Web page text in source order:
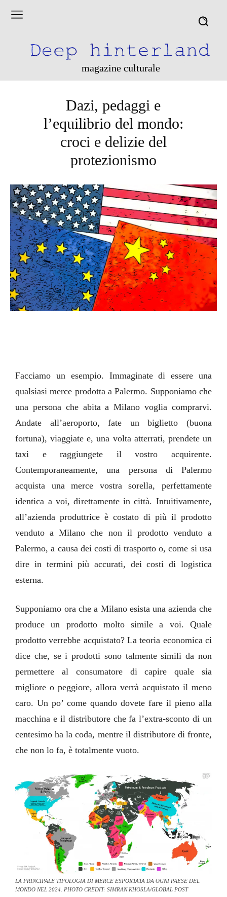
magazine culturale
Dazi, pedaggi e
l’equilibrio del mondo:
croci e delizie del
protezionismo
Facciamo un esempio. Immaginate di essere una
qualsiasi merce prodotta a Palermo. Supponiamo che
una persona che abita a Milano voglia comprarvi.
Andate all’aeroporto, fate un biglietto (buona
fortuna), viaggiate e, una volta atterrati, prendete un
taxi e raggiungete il vostro acquirente.
Contemporaneamente, una persona di Palermo
acquista una merce vostra sorella, perfettamente
identica a voi, direttamente in città. Intuitivamente,
all’azienda produttrice è costato di più il prodotto
venduto a Milano che non il prodotto venduto a
Palermo, a causa dei costi di trasporto o, come si usa
dire in termini più accurati, dei costi di logistica
esterna.
Supponiamo ora che a Milano esista una azienda che
produce un prodotto molto simile a voi. Quale
prodotto verrebbe acquistato? La teoria economica ci
dice che, se i prodotti sono talmente simili da non
permettere al consumatore di capire quale sia
migliore o peggiore, allora verrà acquistato il meno
caro. Un po’ come quando dovete fare il pieno alla
macchina e il distributore che fa l’extra-sconto di un
centesimo ha la coda, mentre il distributore di fronte,
che non lo fa, è totalmente vuoto.
LA PRINCIPALE TIPOLOGIA DI MERCE ESPORTATA DA OGNI PAESE DEL
MONDO NEL 2024. PHOTO CREDIT: SIMRAN KHOSLA/GLOBAL POST